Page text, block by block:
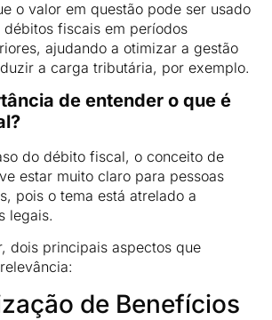
o valor em questão pode ser usado
débitos fiscais em períodos
ajudando a otimizar a gestão
a carga tributária, por exemplo.
de entender o que é
do débito fiscal, o conceito de
estar muito claro para pessoas
pois o tema está atrelado a
legais.
dois principais aspectos que
de Benefícios